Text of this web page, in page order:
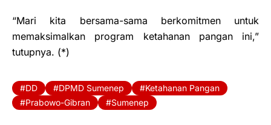
“Mari kita bersama-sama berkomitmen untuk
memaksimalkan program ketahanan pangan ini,”
tutupnya. (*)
DD DPMD Sumenep
Ketahanan Pangan
Prabowo-Gibran
Sumenep